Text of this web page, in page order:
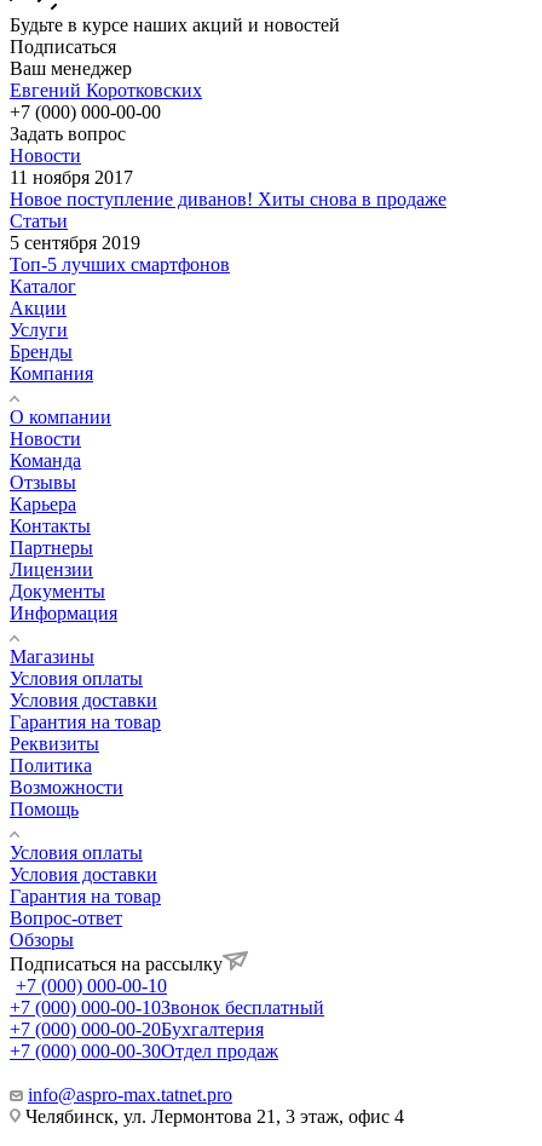
Будьте в курсе наших акций и новостей
Подписаться
Ваш менеджер
Евгений Коротковских
+7 (000) 000-00-00
Задать вопрос
Новости
11 ноября 2017
Новое поступление диванов! Хиты снова в продаже
Статьи
5 сентября 2019
Топ-5 лучших смартфонов
Каталог
Акции
Услуги
Бренды
Компания
О компании
Новости
Команда
Отзывы
Карьера
Контакты
Партнеры
Лицензии
Документы
Информация
Магазины
Условия оплаты
Условия доставки
Гарантия на товар
Реквизиты
Политика
Возможности
Помощь
Условия оплаты
Условия доставки
Гарантия на товар
Вопрос-ответ
Обзоры
Подписаться на рассылку
+7 (000) 000-00-10
+7 (000) 000-00-10Звонок бесплатный
+7 (000) 000-00-20Бухгалтерия
+7 (000) 000-00-30Отдел продаж
info@aspro-max.tatnet.pro
Челябинск, ул. Лермонтова 21, 3 этаж, офис 4